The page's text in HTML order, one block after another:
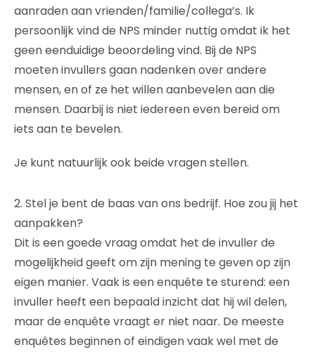
aanraden aan vrienden/familie/collega’s. Ik
persoonlijk vind de NPS minder nuttig omdat ik het
geen eenduidige beoordeling vind. Bij de NPS
moeten invullers gaan nadenken over andere
mensen, en of ze het willen aanbevelen aan die
mensen. Daarbij is niet iedereen even bereid om
iets aan te bevelen.
Je kunt natuurlijk ook beide vragen stellen.
2. Stel je bent de baas van ons bedrijf. Hoe zou jij het
aanpakken?
Dit is een goede vraag omdat het de invuller de
mogelijkheid geeft om zijn mening te geven op zijn
eigen manier. Vaak is een enquête te sturend: een
invuller heeft een bepaald inzicht dat hij wil delen,
maar de enquête vraagt er niet naar. De meeste
enquêtes beginnen of eindigen vaak wel met de